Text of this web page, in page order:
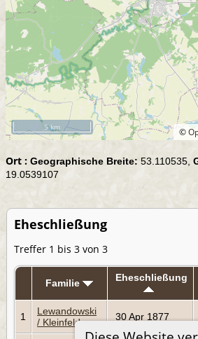
©
5 km
Ort : Geographische Breite: 53.110535,
19.0539107
Eheschließung
Treffer 1 bis 3 von 3
Familie Eheschließung
1
Lewandowski
/ Kleinfeld
30 Apr 1877